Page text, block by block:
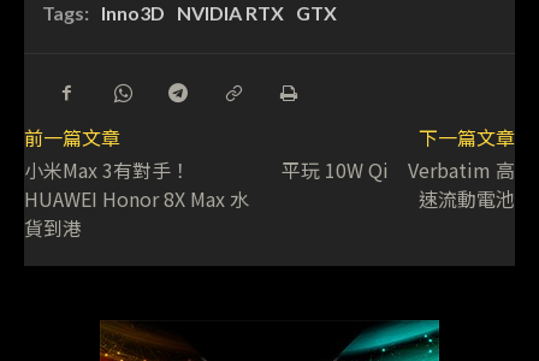
Tags: Inno3D NVIDIA RTX GTX
前一篇文章
小米Max 3有對手！
HUAWEI Honor 8X Max 水
貨到港
下一篇文章
平玩 10W Qi Verbatim 高
速流動電池